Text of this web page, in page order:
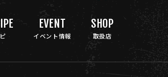
EVENT
イベント情報
SHOP
取扱店